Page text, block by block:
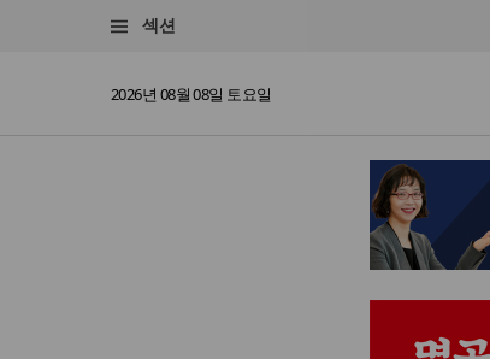
섹션
2026년 08월 08일 토요일